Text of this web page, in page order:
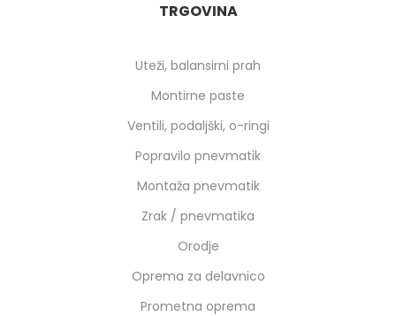
TRGOVINA
Uteži, balansirni prah
Montirne paste
Ventili, podaljški, o-ringi
Popravilo pnevmatik
Montaža pnevmatik
Zrak / pnevmatika
Orodje
Oprema za delavnico
Prometna oprema